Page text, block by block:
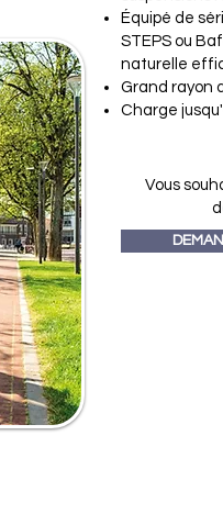
Équipé de
STEPS ou
naturelle
Grand rayon
Charge
Vous